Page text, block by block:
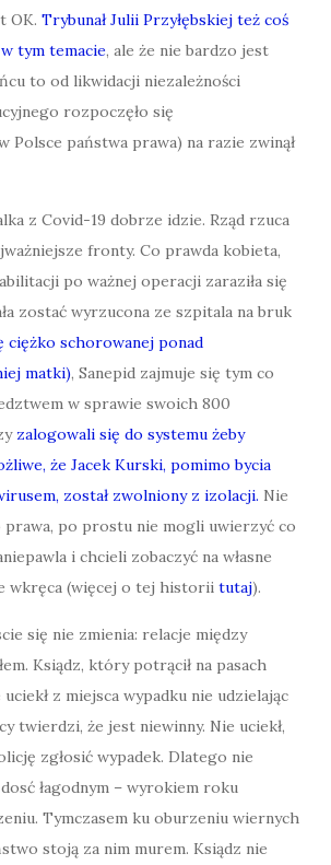
OK. Trybunał Julii Przyłębskiej też coś
tym temacie, ale że nie bardzo jest
to od likwidacji niezależności
rozpoczęło się
Polsce państwa prawa) na razie zwinął
z Covid-19 dobrze idzie. Rząd rzuca
fronty. Co prawda kobieta,
po ważnej operacji zaraziła się
zostać wyrzucona ze szpitala na bruk
ciężko schorowanej ponad
matki), Sanepid zajmuje się tym co
w sprawie swoich 800
zalogowali się do systemu żeby
że Jacek Kurski, pomimo bycia
został zwolniony z izolacji. Nie
prawa, po prostu nie mogli uwierzyć co
i chcieli zobaczyć na własne
wkręca (więcej o tej historii tutaj).
się nie zmienia: relacje między
Ksiądz, który potrącił na pasach
z miejsca wypadku nie udzielając
twierdzi, że jest niewinny. Nie uciekł,
zgłosić wypadek. Dlatego nie
łagodnym – wyrokiem roku
Tymczasem ku oburzeniu wiernych
stoją za nim murem. Ksiądz nie